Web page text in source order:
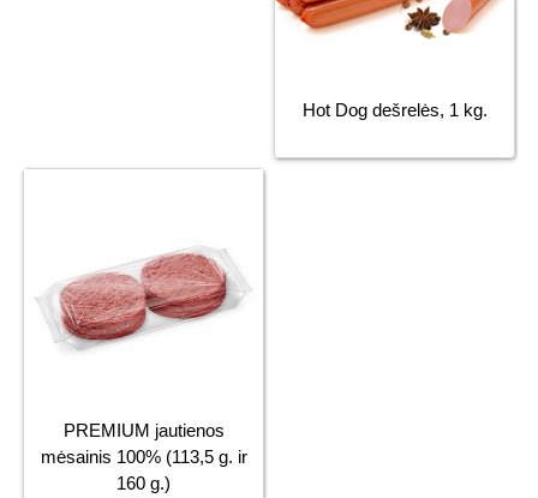
Hot Dog dešrelės, 1 kg.
PREMIUM jautienos
mėsainis 100% (113,5 g. ir
160 g.)